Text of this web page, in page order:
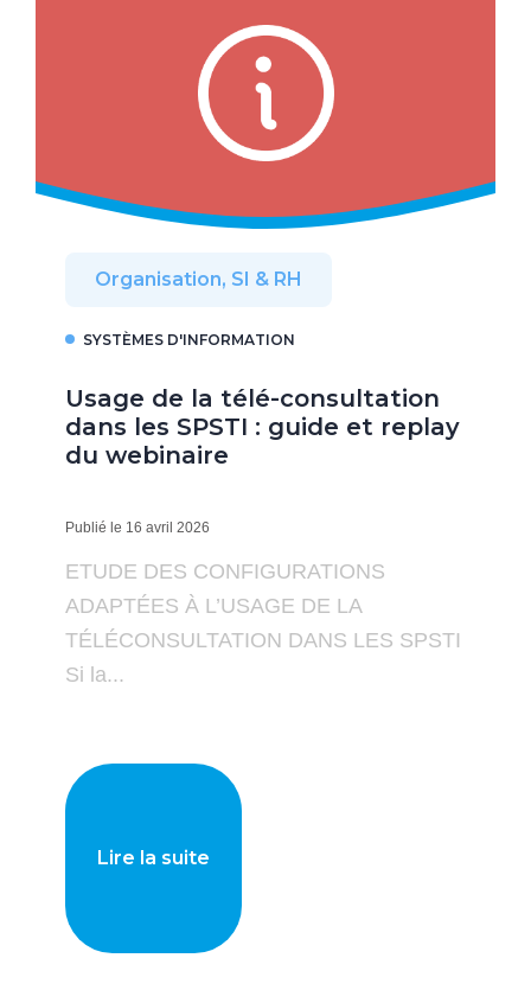
Organisation, SI & RH
SYSTÈMES D'INFORMATION
Usage de la télé-consultation
dans les SPSTI : guide et replay
du webinaire
Publié le 16 avril 2026
ETUDE DES CONFIGURATIONS
ADAPTÉES À L’USAGE DE LA
TÉLÉCONSULTATION DANS LES SPSTI
Si la...
Lire la suite